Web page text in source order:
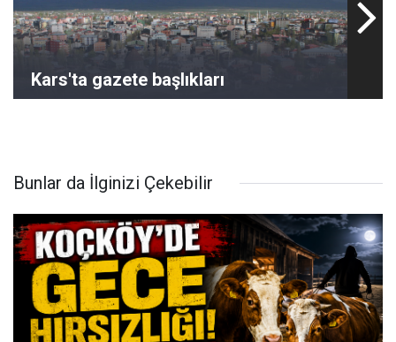
Kars'ta gazete başlıkları
Bunlar da İlginizi Çekebilir